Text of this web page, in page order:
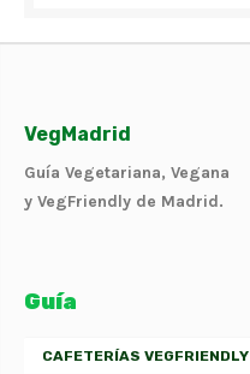
VegMadrid
Guía Vegetariana, Vegana
y VegFriendly de Madrid.
Guía
CAFETERÍAS VEGFRIENDLY